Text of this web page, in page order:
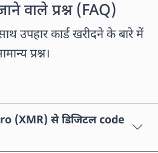
वाले प्रश्न (FAQ)
उपहार कार्ड खरीदने के बारे में
प्रश्न।
(XMR) से डिजिटल code